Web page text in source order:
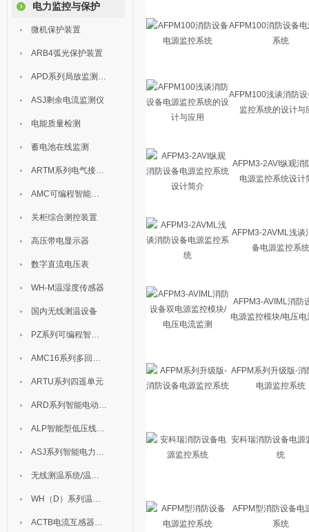
电力监控与保护
微机保护装置
ARB4弧光保护装置
APD系列局放监测装置
ASJ剩余电流监测仪
电能质量检测
蓄电池在线监测
ARTM系列电气接点测温装置
AMC可编程智能电测表
关柜综合测控装置
高压带电显示器
数字直流电压表
WH-M温湿度传感器
国内无线测温设备
PZ系列可编程智能表
AMC16系列多回路监控装置
ARTU系列四遥单元
ARD系列智能电动机保护器
ALP智能型低压线路保护装置
ASJ系列智能电力继电器
无线测温系统/温度巡检
WH（D）系列温湿度控制器
ACTB电流互感器过电压保护器
AFPM100消防设备
系统
AFPM100浅谈消防
监控系统的设计与
AFPM3-2AVI纵观消
电源监控系统设计
AFPM3-2AVML浅谈
备电源监控系统
AFPM3-AVIML消防
电源监控模块/电压电
AFPM系列升级版-消
电源监控系统
安科瑞消防设备电源
统
AFPM型消防设备电
系统